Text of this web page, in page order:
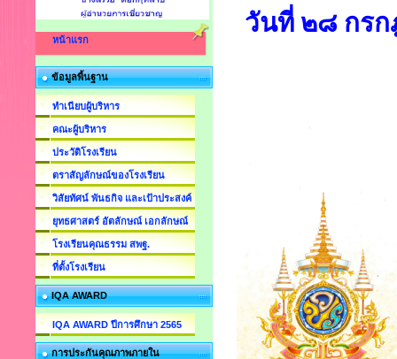
หน้าแรก
ข้อมูลพื้นฐาน
ทำเนียบผู้บริหาร
คณะผู้บริหาร
ประวัติโรงเรียน
ตราสัญลักษณ์ของโรงเรียน
วิสัยทัศน์ พันธกิจ และเป้าประสงค์
ยุทธศาสตร์ อัตลักษณ์ เอกลักษณ์
โรงเรียนคุณธรรม สพฐ.
ที่ตั้งโรงเรียน
IQA AWARD
IQA AWARD ปีการศึกษา 2565
การประกันคุณภาพภายใน
วันที่ ๒๘ กร